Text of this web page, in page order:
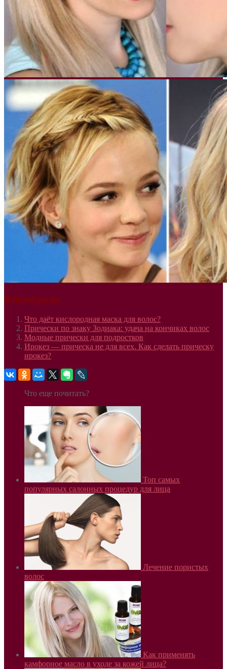
Related posts:
Что даёт кислородная маска для волос?
Прически по знаку Зодиака: удача на кончиках волос
Модные прически для подростков
Ирокез — прическа не для всех. Как сделать прическу
ирокез?
Что еще почитать?
Топ самых
популярных салонных процедур для лица
Лечение пористых
волос
Как применять
камфорное масло в уходе за кожей лица?